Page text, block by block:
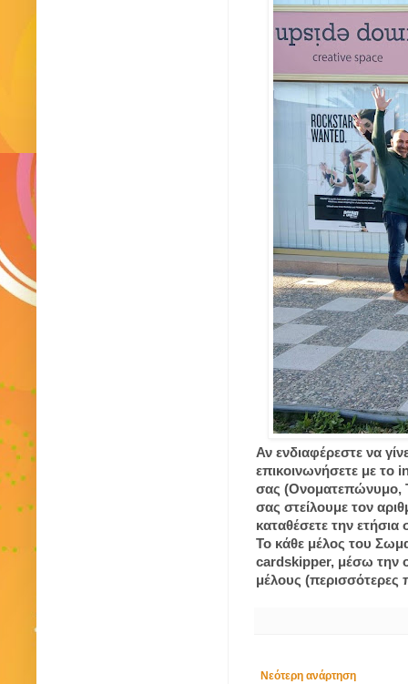
Αν ενδιαφέρεστε να
επικοινωνήσετε με το
σας (Ονοματεπώνυμο,
σας στείλουμε τον
καταθέσετε την
Το κάθε μέλος του
cardskipper, μέσω την
μέλους (περισσότερες
Νεότερη ανάρτηση